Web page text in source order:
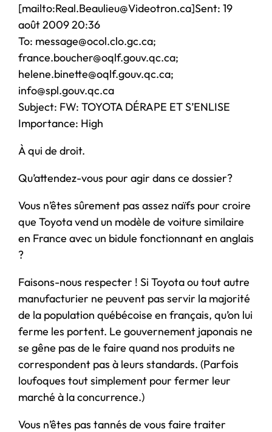
[mailto:Real.Beaulieu@Videotron.ca]Sent: 19
août 2009 20:36
To: message@ocol.clo.gc.ca;
france.boucher@oqlf.gouv.qc.ca;
helene.binette@oqlf.gouv.qc.ca;
info@spl.gouv.qc.ca
Subject: FW: TOYOTA DÉRAPE ET S’ENLISE
Importance: High
À qui de droit.
Qu’attendez-vous pour agir dans ce dossier?
Vous n’êtes sûrement pas assez naïfs pour croire
que Toyota vend un modèle de voiture similaire
en France avec un bidule fonctionnant en anglais
?
Faisons-nous respecter ! Si Toyota ou tout autre
manufacturier ne peuvent pas servir la majorité
de la population québécoise en français, qu’on lui
ferme les portent. Le gouvernement japonais ne
se gêne pas de le faire quand nos produits ne
correspondent pas à leurs standards. (Parfois
loufoques tout simplement pour fermer leur
marché à la concurrence.)
Vous n’êtes pas tannés de vous faire traiter